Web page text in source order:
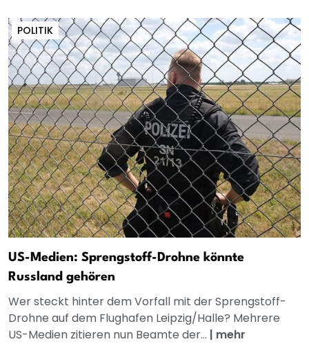
POLITIK
US-Medien: Sprengstoff-Drohne könnte
Russland gehören
Wer steckt hinter dem Vorfall mit der Sprengstoff-
Drohne auf dem Flughafen Leipzig/Halle? Mehrere
US-Medien zitieren nun Beamte der... | mehr